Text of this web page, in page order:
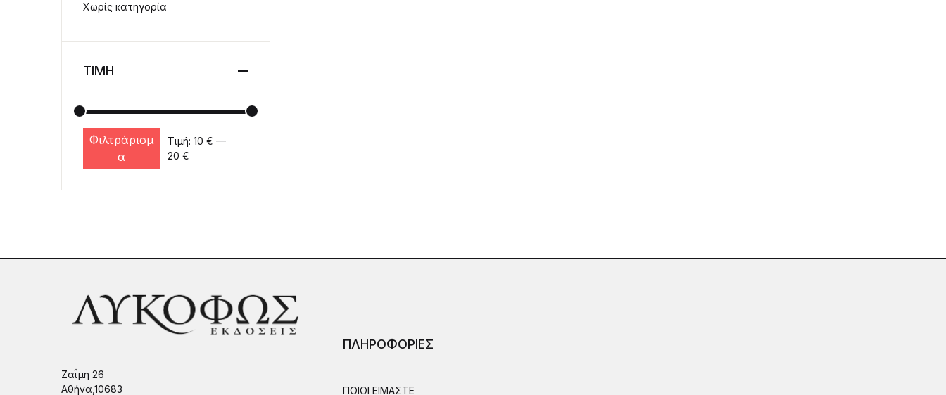
Χωρίς κατηγορία
ΤΙΜΗ
Ελάχιστη τιμή
Μέγιστη τιμή
Φιλτράρισμ
α
Τιμή: 10 € —
20 €
Ζαΐμη 26
Αθήνα,10683
ΠΛΗΡΟΦΟΡΙΕΣ
ΠΟΙΟΙ ΕΙΜΑΣΤΕ